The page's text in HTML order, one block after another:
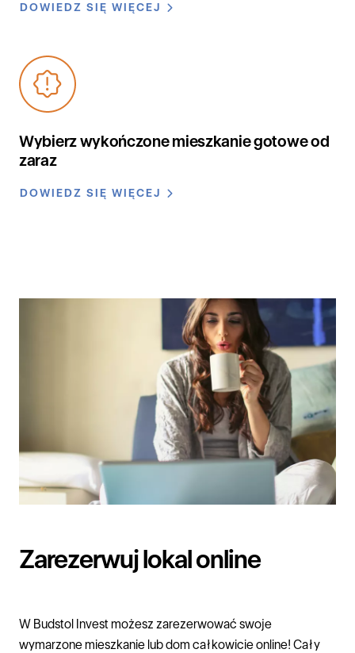
DOWIEDZ SIĘ WIĘCEJ
Wybierz wykończone mieszkanie gotowe od
zaraz
DOWIEDZ SIĘ WIĘCEJ
Zarezerwuj lokal online
W Budstol Invest możesz zarezerwować swoje
wymarzonemieszkanie lubdom całkowicie online! Cały